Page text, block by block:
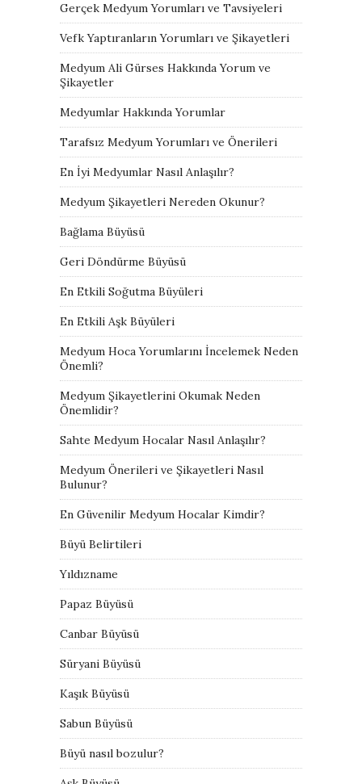
Gerçek Medyum Yorumları ve Tavsiyeleri
Vefk Yaptıranların Yorumları ve Şikayetleri
Medyum Ali Gürses Hakkında Yorum ve
Şikayetler
Medyumlar Hakkında Yorumlar
Tarafsız Medyum Yorumları ve Önerileri
En İyi Medyumlar Nasıl Anlaşılır?
Medyum Şikayetleri Nereden Okunur?
Bağlama Büyüsü
Geri Döndürme Büyüsü
En Etkili Soğutma Büyüleri
En Etkili Aşk Büyüleri
Medyum Hoca Yorumlarını İncelemek Neden
Önemli?
Medyum Şikayetlerini Okumak Neden
Önemlidir?
Sahte Medyum Hocalar Nasıl Anlaşılır?
Medyum Önerileri ve Şikayetleri Nasıl
Bulunur?
En Güvenilir Medyum Hocalar Kimdir?
Büyü Belirtileri
Yıldızname
Papaz Büyüsü
Canbar Büyüsü
Süryani Büyüsü
Kaşık Büyüsü
Sabun Büyüsü
Büyü nasıl bozulur?